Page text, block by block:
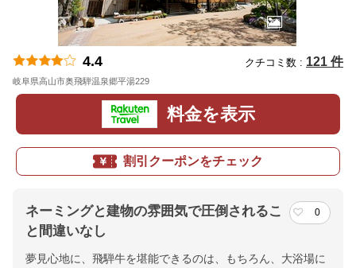
4.4 クチコミ数 : 121 件
岐阜県高山市奥飛騨温泉郷平湯229
料金を表示
割引クーポンをチェック
ネーミングと建物の雰囲気で圧倒されるこ
と間違いなし
0
夢見心地に、飛騨牛を堪能できるのは、もちろん、大浴場に